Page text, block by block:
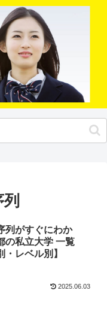
列がすぐにわか
の私立大学 一覧
・レベル別】
2025.06.03